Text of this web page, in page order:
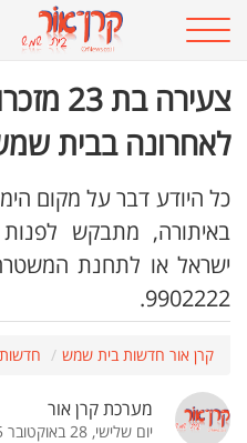
צעירה
לאחרונה בבית
כל היודע דבר על מקום
9902222.
קרן אור חדשות בית שמש חדשות
מערכת קרן אור
יום שלישי, 28 באוקטובר 2025, 02:13